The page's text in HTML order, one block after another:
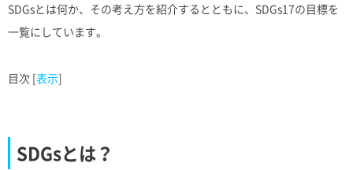
SDGsとは何か、その考え方を紹介するとともに、SDGs17の目標を
一覧にしています。
目次 [表示]
SDGsとは？